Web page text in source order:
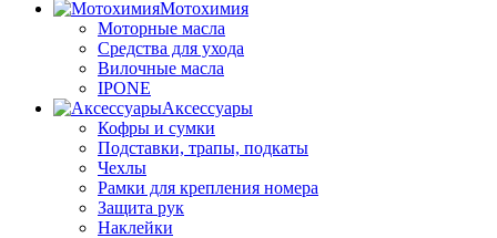
Мотохимия
Моторные масла
Средства для ухода
Вилочные масла
IPONE
Аксессуары
Кофры и сумки
Подставки, трапы, подкаты
Чехлы
Рамки для крепления номера
Защита рук
Наклейки